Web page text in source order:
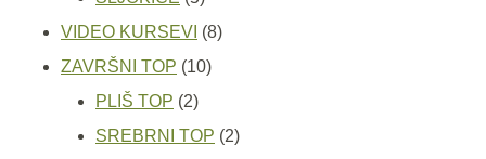
proizvoda
VIDEO KURSEVI 88
ZAVRŠNI TOP 1010
PLIŠ TOP 22
proizvoda
SREBRNI TOP 22